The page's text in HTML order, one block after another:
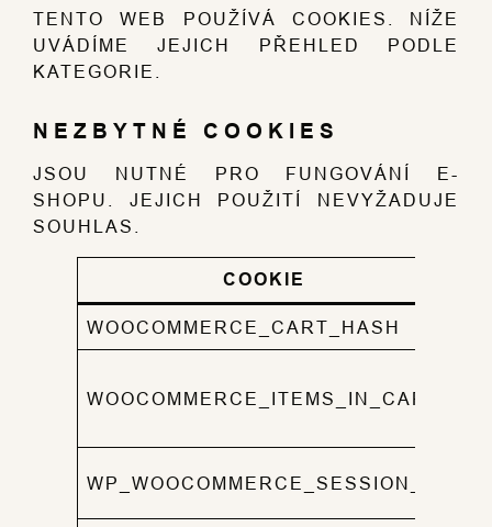
TENTO WEB POUŽÍVÁ COOKIES. NÍŽE
UVÁDÍME JEJICH PŘEHLED PODLE
KATEGORIE.
NEZBYTNÉ COOKIES
JSOU NUTNÉ PRO FUNGOVÁNÍ E-
SHOPU. JEJICH POUŽITÍ NEVYŽADUJE
SOUHLAS.
COOKIE
WOOCOMMERCE_CART_HASH
WOOCOMMERCE_ITEMS_IN_CART
WP_WOOCOMMERCE_SESSION_*